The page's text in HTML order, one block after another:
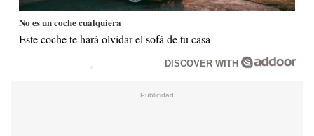
No es un coche cualquiera
Este coche te hará olvidar el sofá de tu casa
DISCOVER WITH